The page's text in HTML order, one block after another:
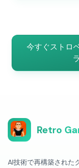
今すぐストロ
Retro
AI技術で再構築された